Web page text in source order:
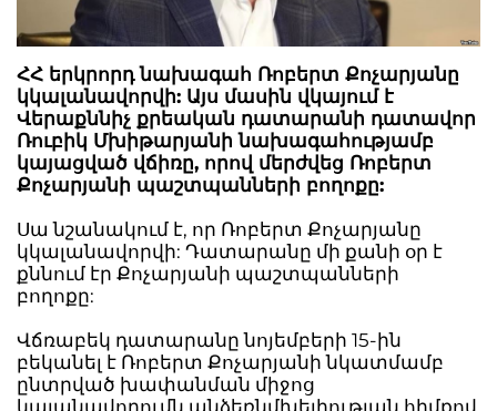
ՀՀ երկրորդ նախագահ Ռոբերտ Քոչարյանը
կկալանավորվի: Այս մասին վկայում է
Վերաքննիչ քրեական դատարանի դատավոր
Ռուբիկ Մխիթարյանի նախագահությամբ
կայացված վճիռը, որով մերժվեց Ռոբերտ
Քոչարյանի պաշտպանների բողոքը:
Սա նշանակում է, որ Ռոբերտ Քոչարյանը
կկալանավորվի: Դատարանը մի քանի օր է
քննում էր Քոչարյանի պաշտպանների
բողոքը:
Վճռաբեկ դատարանը նոյեմբերի 15-ին
բեկանել է Ռոբերտ Քոչարյանի նկատմամբ
ընտրված խափանման միջոց
կալանավորումն անձեռնմխելիության հիմքով